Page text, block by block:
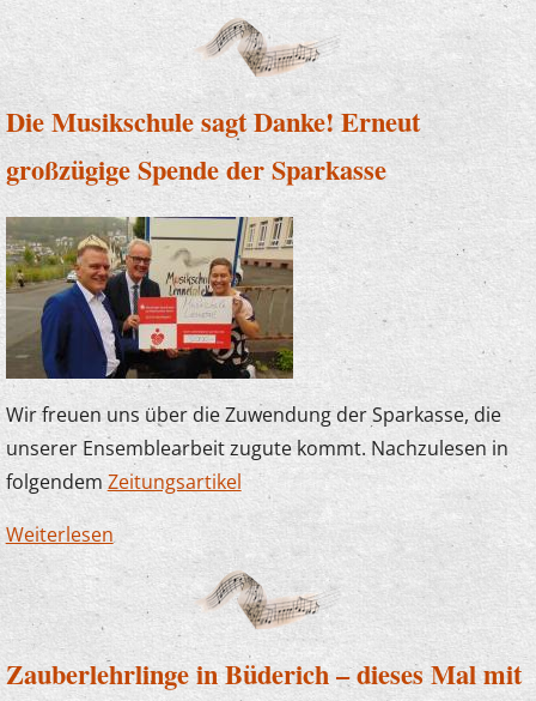
Besuch bei "U7-Ü70"
Die Musikschule sagt Danke! Erneut
großzügige Spende der Sparkasse
Wir freuen uns über die Zuwendung der Sparkasse, die
unserer Ensemblearbeit zugute kommt. Nachzulesen in
folgendem Zeitungsartikel
Weiterlesenüber Die Musikschule sagt Danke! Erneut
großzügige Spende der Sparkasse
Zauberlehrlinge in Büderich – dieses Mal mit